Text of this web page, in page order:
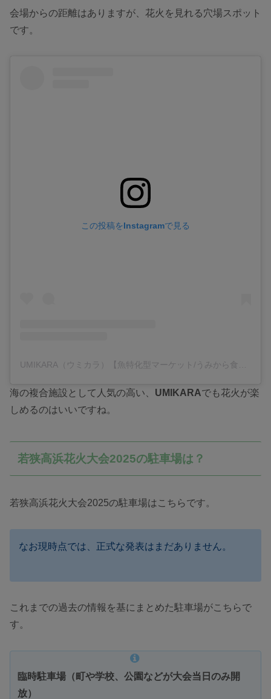
会場からの距離はありますが、花火を見れる穴場スポット
です。
この投稿をInstagramで見る
海の複合施設として人気の高い、 UMIKARAでも花火が楽
しめるのはいいですね。
若狭高浜花火大会2025の駐車場は？
若狭高浜花火大会2025の駐車場はこちらです。
なお現時点では、正式な発表はまだありません。
これまでの過去の情報を基にまとめた駐車場がこちらで
す。
臨時駐車場（町や学校、公園などが大会当日のみ開
放）